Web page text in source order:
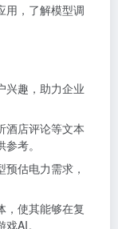
用，了解模型调
兴趣，助力企业
酒店评论等文本
考。
估电力需求，
，使其能够在复
AI。